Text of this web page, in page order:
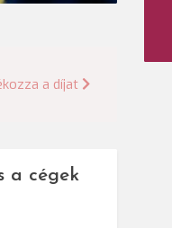
a díjat
a cégek